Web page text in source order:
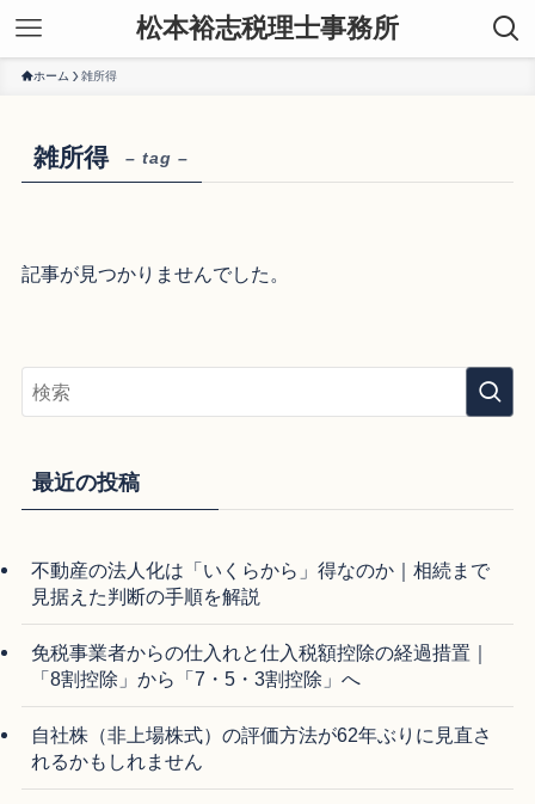
松本裕志税理士事務所
ホーム 雑所得
雑所得 – tag –
記事が見つかりませんでした。
最近の投稿
不動産の法人化は「いくらから」得なのか｜相続まで
見据えた判断の手順を解説
免税事業者からの仕入れと仕入税額控除の経過措置｜
「8割控除」から「7・5・3割控除」へ
自社株（非上場株式）の評価方法が62年ぶりに見直さ
れるかもしれません